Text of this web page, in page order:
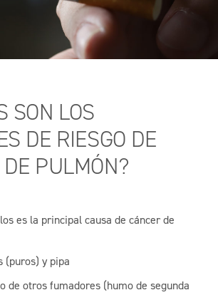
SON LOS
DE RIESGO DE
PULMÓN?
es la principal causa de cáncer de
(puros) y pipa
de otros fumadores (humo de segunda